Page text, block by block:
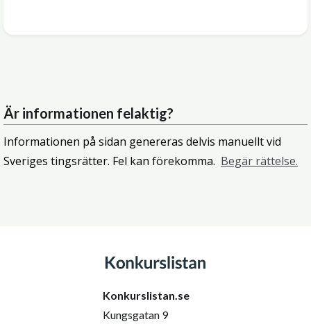
Är informationen felaktig?
Informationen på sidan genereras delvis manuellt vid
Sveriges tingsrätter. Fel kan förekomma. Begär rättelse.
Konkurslistan.se
Kungsgatan 9